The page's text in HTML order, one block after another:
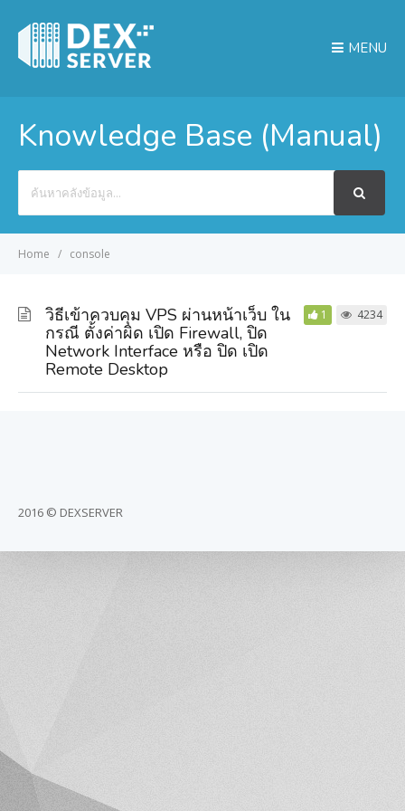
MENU
Knowledge Base (Manual)
For
Home console
วิธีเข้าควบคุม VPS ผ่านหน้าเว็บ ใน
กรณี ตั้งค่าผิด เปิด Firewall, ปิด
Network Interface หรือ ปิด เปิด
Remote Desktop
1 4234
2016 © DEXSERVER